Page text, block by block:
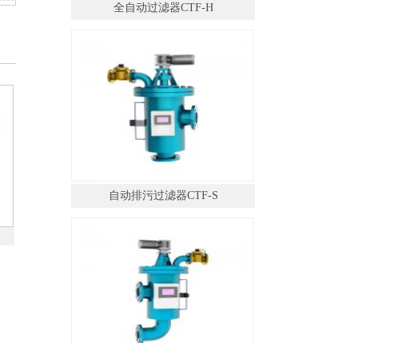
全自动过滤器CTF-H
自动排污过滤器CTF-S